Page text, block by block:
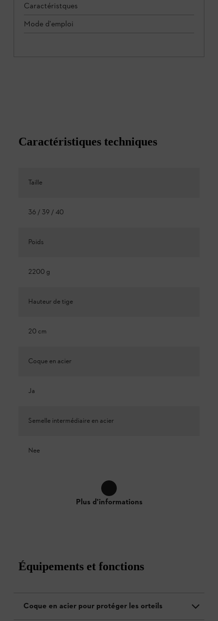
Caractéristques
Mode d'emploi
Caractéristiques techniques
Taille
36 / 39 / 40
Poids
2200 g
Hauteur de tige
20 cm
Coque en acier
Ja
Semelle intermédiaire en acier
Nee
Plus d'informations
Équipements et fonctions
Coque en acier pour protéger les orteils